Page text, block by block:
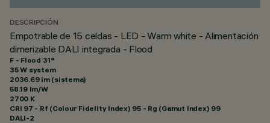
DESCRIPCIÓN
Empotrable de 15 celdas - LED - Warm white - Alimentación
dimerizable DALI integrada - Flood
F - Flood 31°
35 W system
2036.69 lm (sistema)
58.19 lm/W
2700 K
CRI 97 - Rf (Colour Fidelity Index) 95 - Rg (Gamut Index) 99
DALI-2